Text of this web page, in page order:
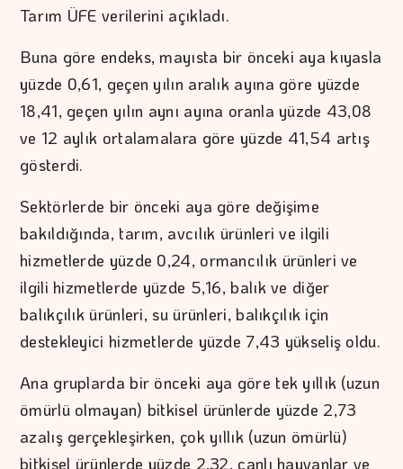
Tarım ÜFE verilerini açıkladı.
Buna göre endeks, mayısta bir önceki aya kıyasla
yüzde 0,61, geçen yılın aralık ayına göre yüzde
18,41, geçen yılın aynı ayına oranla yüzde 43,08
ve 12 aylık ortalamalara göre yüzde 41,54 artış
gösterdi.
Sektörlerde bir önceki aya göre değişime
bakıldığında, tarım, avcılık ürünleri ve ilgili
hizmetlerde yüzde 0,24, ormancılık ürünleri ve
ilgili hizmetlerde yüzde 5,16, balık ve diğer
balıkçılık ürünleri, su ürünleri, balıkçılık için
destekleyici hizmetlerde yüzde 7,43 yükseliş oldu.
Ana gruplarda bir önceki aya göre tek yıllık (uzun
ömürlü olmayan) bitkisel ürünlerde yüzde 2,73
azalış gerçekleşirken, çok yıllık (uzun ömürlü)
bitkisel ürünlerde yüzde 2,32, canlı hayvanlar ve